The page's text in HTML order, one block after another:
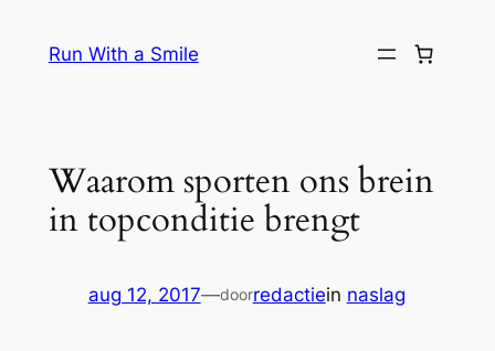
Run With a Smile
Waarom sporten ons brein
in topconditie brengt
aug 12, 2017—doorredactiein naslag